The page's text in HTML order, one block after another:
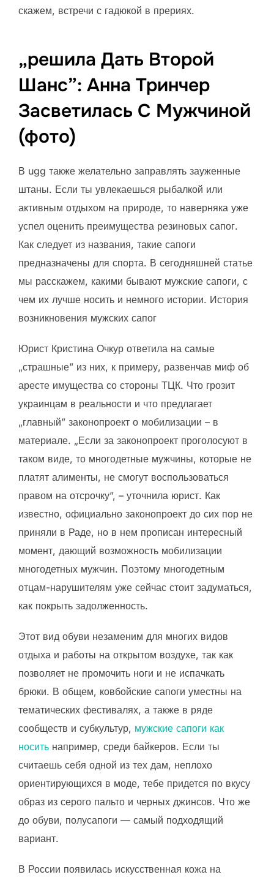
скажем, встречи с гадюкой в прериях.
„решила Дать Второй
Шанс”: Анна Тринчер
Засветилась С Мужчиной
(фото)
В ugg также желательно заправлять зауженные
штаны. Если ты увлекаешься рыбалкой или
активным отдыхом на природе, то наверняка уже
успел оценить преимущества резиновых сапог.
Как следует из названия, такие сапоги
предназначены для спорта. В сегодняшней статье
мы расскажем, какими бывают мужские сапоги, с
чем их лучше носить и немного истории. История
возникновения мужских сапог
Юрист Кристина Очкур ответила на самые
„страшные” из них, к примеру, развенчав миф об
аресте имущества со стороны ТЦК. Что грозит
украинцам в реальности и что предлагает
„главный” законопроект о мобилизации – в
материале. „Если за законопроект проголосуют в
таком виде, то многодетные мужчины, которые не
платят алименты, не смогут воспользоваться
правом на отсрочку”, – уточнила юрист. Как
известно, официально законопроект до сих пор не
приняли в Раде, но в нем прописан интересный
момент, дающий возможность мобилизации
многодетных мужчин. Поэтому многодетным
отцам-нарушителям уже сейчас стоит задуматься,
как покрыть задолженность.
Этот вид обуви незаменим для многих видов
отдыха и работы на открытом воздухе, так как
позволяет не промочить ноги и не испачкать
брюки. В общем, ковбойские сапоги уместны на
тематических фестивалях, а также в ряде
сообществ и субкультур, мужские сапоги как
носить например, среди байкеров. Если ты
считаешь себя одной из тех дам, неплохо
ориентирующихся в моде, тебе придется по вкусу
образ из серого пальто и черных джинсов. Что же
до обуви, полусапоги — самый подходящий
вариант.
В России появилась искусственная кожа на